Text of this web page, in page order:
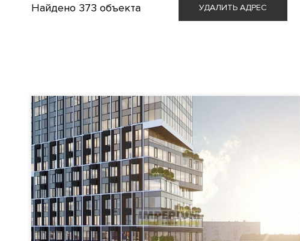
Найдено 373 объекта УДАЛИТЬ АДРЕС